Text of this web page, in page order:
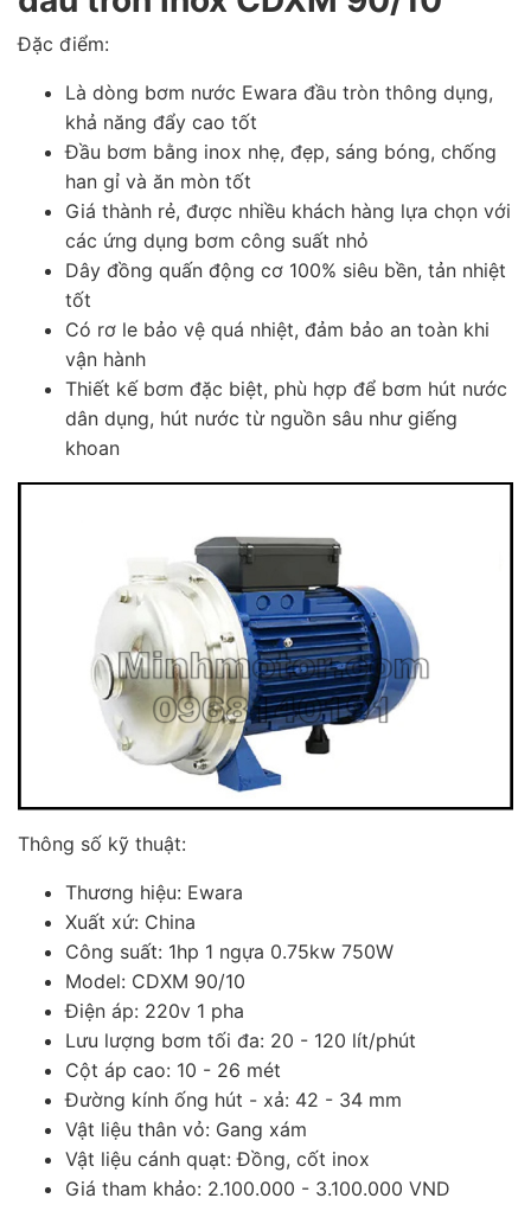
Đặc điểm:
Là dòng bơm nước Ewara đầu tròn thông dụng,
khả năng đẩy cao tốt
Đầu bơm bằng inox nhẹ, đẹp, sáng bóng, chống
han gỉ và ăn mòn tốt
Giá thành rẻ, được nhiều khách hàng lựa chọn với
các ứng dụng bơm công suất nhỏ
Dây đồng quấn động cơ 100% siêu bền, tản nhiệt
tốt
Có rơ le bảo vệ quá nhiệt, đảm bảo an toàn khi
vận hành
Thiết kế bơm đặc biệt, phù hợp để bơm hút nước
dân dụng, hút nước từ nguồn sâu như giếng
khoan
Thông số kỹ thuật:
Thương hiệu: Ewara
Xuất xứ: China
Công suất: 1hp 1 ngựa 0.75kw 750W
Model: CDXM 90/10
Điện áp: 220v 1 pha
Lưu lượng bơm tối đa: 20 - 120 lít/phút
Cột áp cao: 10 - 26 mét
Đường kính ống hút - xả: 42 - 34 mm
Vật liệu thân vỏ: Gang xám
Vật liệu cánh quạt: Đồng, cốt inox
Giá tham khảo: 2.100.000 - 3.100.000 VND